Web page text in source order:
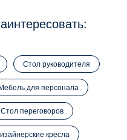
Стол руководителя
Мебель для персонала
Стол переговоров
кресла